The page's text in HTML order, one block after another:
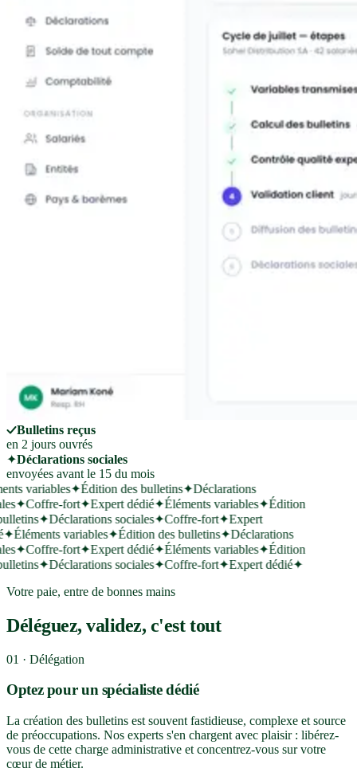
Bulletins reçus
en 2 jours ouvrés
✦Déclarations sociales
envoyées avant le 15 du mois
variables✦Édition des bulletins✦Déclarations
✦Coffre-fort✦Expert dédié✦Éléments variables✦Édition
✦Déclarations sociales✦Coffre-fort✦Expert
Éléments variables✦Édition des bulletins✦Déclarations
✦Coffre-fort✦Expert dédié✦Éléments variables✦Édition
✦Déclarations sociales✦Coffre-fort✦Expert dédié✦
Votre paie, entre de bonnes mains
Déléguez, validez, c'est tout
01 · Délégation
Optez pour un spécialiste dédié
La création des bulletins est souvent fastidieuse, complexe et source
de préoccupations. Nos experts s'en chargent avec plaisir : libérez-
vous de cette charge administrative et concentrez-vous sur votre
cœur de métier.